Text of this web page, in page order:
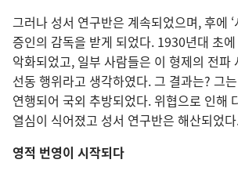
그러나 성서 연구반은 계속되었으며, 후에 ‘
증인의 감독을 받게 되었다. 1930년대 초
악화되었고, 일부 사람들은 이 형제의 전파
선동 행위라고 생각하였다. 그 결과는? 그
연행되어 국외 추방되었다. 위협으로 인해
열심이 식어졌고 성서 연구반은 해산되었
영적 번영이 시작되다